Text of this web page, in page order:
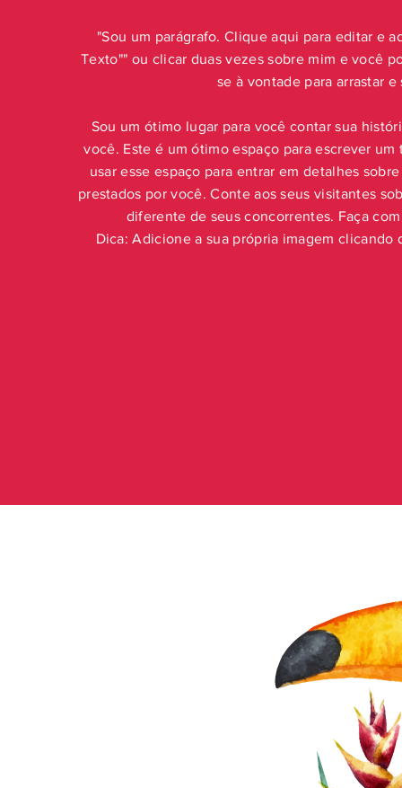
"Sou um parágrafo. Clique aqui para editar e
Texto"" ou clicar duas vezes sobre mim e você
se à vontade para arrastar
Sou um ótimo lugar para você contar sua
você. Este é um ótimo espaço para escrever
usar esse espaço para entrar em detalhes
prestados por você. Conte aos seus visitantes
diferente de seus concorrentes. Faça
Dica: Adicione a sua própria imagem clicando